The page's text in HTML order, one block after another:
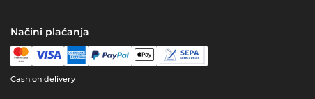
Načini plaćanja
Cash on delivery